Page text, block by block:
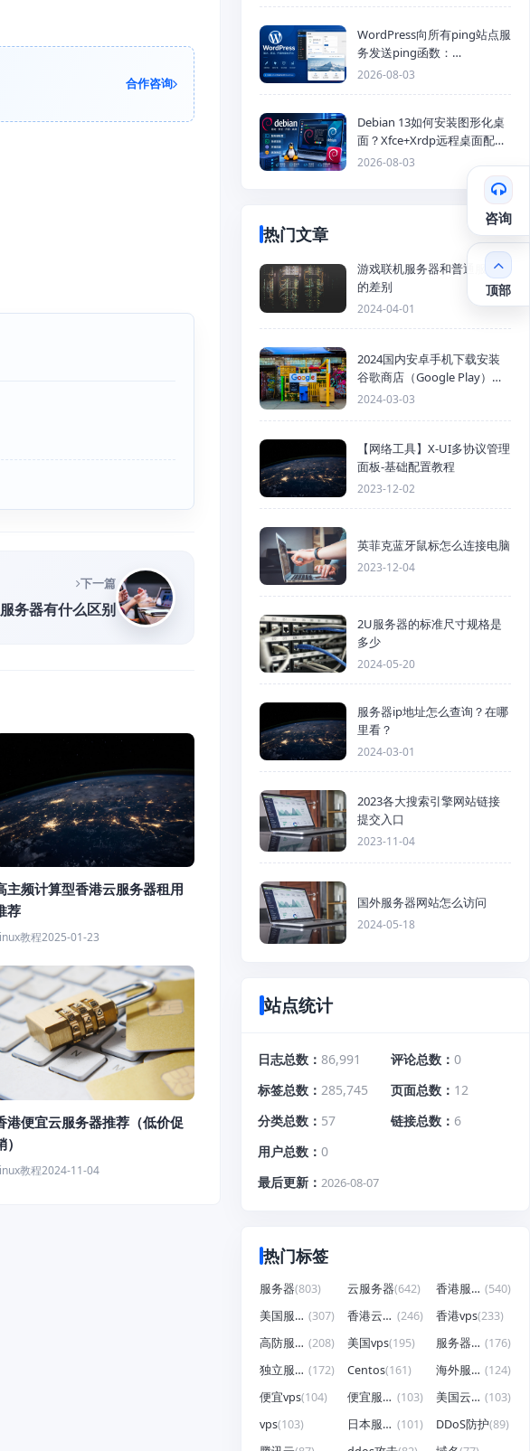
合作咨询
下一篇
务器有什么区别
主频计算型香港云服务器租用
荐
教程2025-01-23
港便宜云服务器推荐（低价促
）
教程2024-11-04
WordPress向所有ping站点服
务发送ping函数：
generic_ping
2026-08-03
Debian 13如何安装图形化桌
面？Xfce+Xrdp远程桌面配置
教程
2026-08-03
热门文章
游戏联机服务器和普通服务器
的差别
2024-04-01
2024国内安卓手机下载安装
谷歌商店（Google Play）详
细步骤
2024-03-03
【网络工具】X-UI多协议管理
面板-基础配置教程
2023-12-02
英菲克蓝牙鼠标怎么连接电脑
2023-12-04
2U服务器的标准尺寸规格是
多少
2024-05-20
服务器ip地址怎么查询？在哪
里看？
2024-03-01
2023各大搜索引擎网站链接
提交入口
2023-11-04
国外服务器网站怎么访问
2024-05-18
站点统计
日志总数 86,991 评论总数
0
标签总数
285,745 页面总数
12
分类总数
57 链接总数
6
用户总数
0
最后更新
2026-08-07
热门标签
服务器(803) 云服务器(642) 香港服务器 (540)
美国服务器 (307) 香港云服务器 (246) 香港vps(233)
高防服务器 (208) 美国vps(195) 服务器租用 (176)
独立服务器 (172) Centos(161) 海外服务器 (124)
便宜vps(104) 便宜服务器 (103) 美国云服务器 (103)
vps(103) 日本服务器 (101) DDoS防护(89)
咨询
顶部